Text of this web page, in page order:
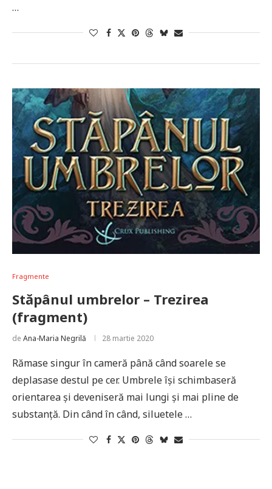
…
Fragmente
Stăpânul umbrelor – Trezirea
(fragment)
de Ana-Maria Negrilă 28 martie 2020
Rămase singur în cameră până când soarele se
deplasase destul pe cer. Umbrele își schimbaseră
orientarea și deveniseră mai lungi și mai pline de
substanță. Din când în când, siluetele …